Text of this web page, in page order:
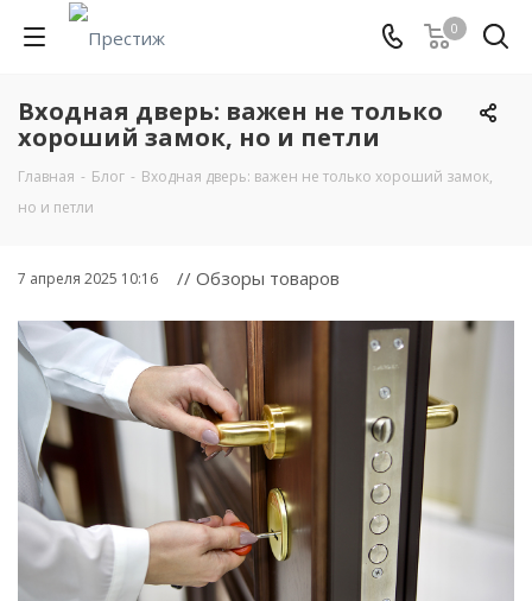
0
Входная дверь: важен не только
хороший замок, но и петли
Главная - Блог - Входная дверь: важен не только хороший замок,
но и петли
7 апреля 2025 10:16 // Обзоры товаров